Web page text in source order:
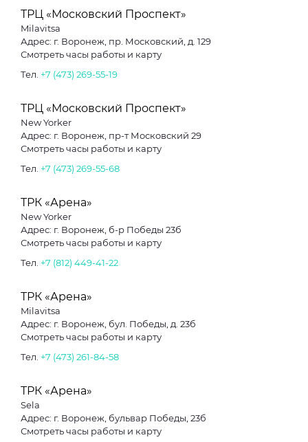
ТРЦ «Московский Проспект»
Milavitsa
Адрес: г. Воронеж, пр. Московский, д. 129
Смотреть часы работы и карту
Тел. +7 (473) 269-55-19
ТРЦ «Московский Проспект»
New Yorker
Адрес: г. Воронеж, пр-т Московский 29
Смотреть часы работы и карту
Тел. +7 (473) 269-55-68
ТРК «Арена»
New Yorker
Адрес: г. Воронеж, б-р Победы 23б
Смотреть часы работы и карту
Тел. +7 (812) 449-41-22
ТРК «Арена»
Milavitsa
Адрес: г. Воронеж, бул. Победы, д. 23б
Смотреть часы работы и карту
Тел. +7 (473) 261-84-58
ТРК «Арена»
Sela
Адрес: г. Воронеж, бульвар Победы, 23б
Смотреть часы работы и карту